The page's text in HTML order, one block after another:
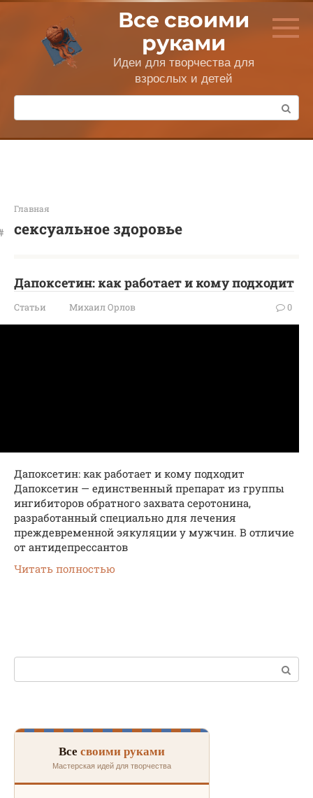
Перейти
контенту
Все своими
руками
Идеи для творчества для
взрослых и детей
Поиск:
Главная
сексуальное здоровье
Дапоксетин: как работает и кому подходит
Статьи Михаил Орлов 0
Дапоксетин: как работает и кому подходит
Дапоксетин — единственный препарат из группы
ингибиторов обратного захвата серотонина,
разработанный специально для лечения
преждевременной эякуляции у мужчин. В отличие
от антидепрессантов
Читать полностью
Поиск:
Все своими руками
Мастерская идей для творчества